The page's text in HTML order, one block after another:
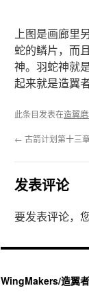
上图是画廊里
蛇的鳞片，而
神。羽蛇神就
起来就是造翼
此条目发表在造翼
← 古箭计划第十三
发表评论
要发表评论，
WingMakers/造翼